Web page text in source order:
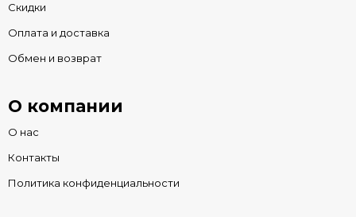
Скидки
Оплата и доставка
Обмен и возврат
О компании
О нас
Контакты
Политика конфиденциальности